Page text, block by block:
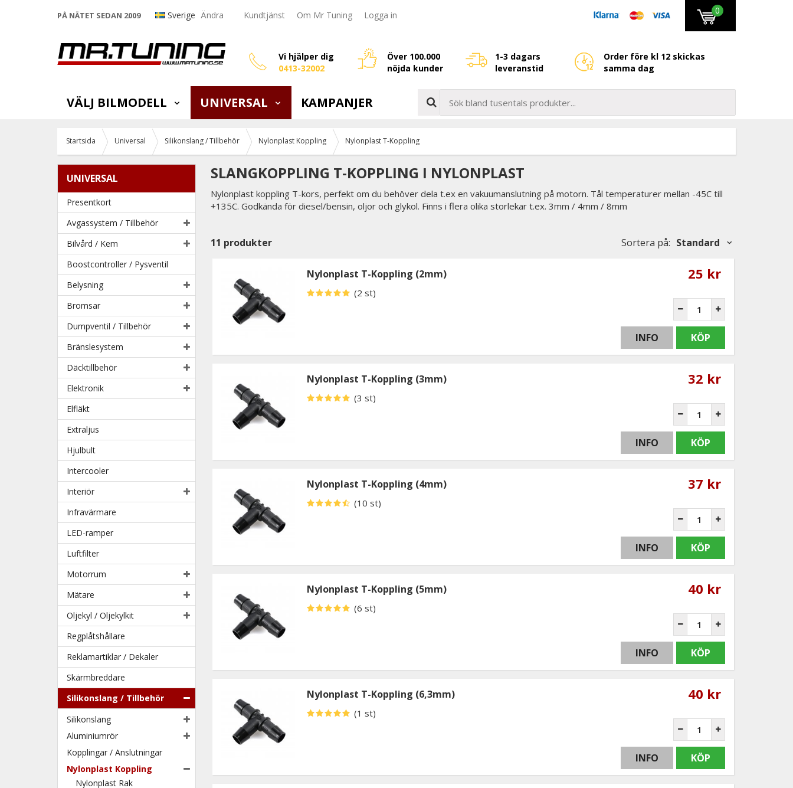
PÅ NÄTET SEDAN 2009 Sverige Ändra Kundtjänst Om Mr Tuning Logga in 0
Vi hjälper dig
0413-32002
Över 100.000
nöjda kunder
1-3 dagars
leveranstid
Order före kl 12 skickas
samma dag
VÄLJ BILMODELL UNIVERSAL KAMPANJER
Startsida Universal Silikonslang / Tillbehör Nylonplast Koppling Nylonplast T-Koppling
UNIVERSAL
Presentkort
Avgassystem / Tillbehör
Bilvård / Kem
Boostcontroller / Pysventil
Belysning
Bromsar
Dumpventil / Tillbehör
Bränslesystem
Däcktillbehör
Elektronik
Elfläkt
Extraljus
Hjulbult
Intercooler
Interiör
Infravärmare
LED-ramper
Luftfilter
Motorrum
Mätare
Oljekyl / Oljekylkit
Regplåtshållare
Reklamartiklar / Dekaler
Skärmbreddare
Silikonslang / Tillbehör
Silikonslang
Aluminiumrör
Kopplingar / Anslutningar
Nylonplast Koppling
Nylonplast Rak
SLANGKOPPLING T-KOPPLING I NYLONPLAST
Nylonplast koppling T-kors, perfekt om du behöver dela t.ex en vakuumanslutning på motorn. Tål temperaturer mellan -45C till
+135C. Godkända för diesel/bensin, oljor och glykol. Finns i flera olika storlekar t.ex. 3mm / 4mm / 8mm
11 produkter Sortera på: Standard
Nylonplast T-Koppling (2mm)
(2 st)
25 kr
INFO KÖP
Nylonplast T-Koppling (3mm)
(3 st)
32 kr
INFO KÖP
Nylonplast T-Koppling (4mm)
(10 st)
37 kr
INFO KÖP
Nylonplast T-Koppling (5mm)
(6 st)
40 kr
INFO KÖP
Nylonplast T-Koppling (6,3mm)
(1 st)
40 kr
INFO KÖP